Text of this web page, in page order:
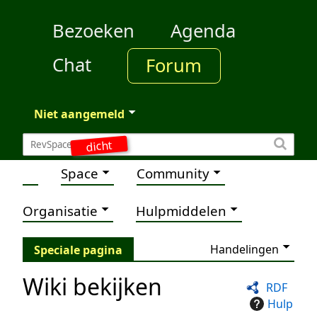
dicht
Bezoeken
Agenda
Chat
Forum
Niet aangemeld
Space Community
Organisatie Hulpmiddelen
Speciale pagina Handelingen
RDF
Hulp
Wiki bekijken